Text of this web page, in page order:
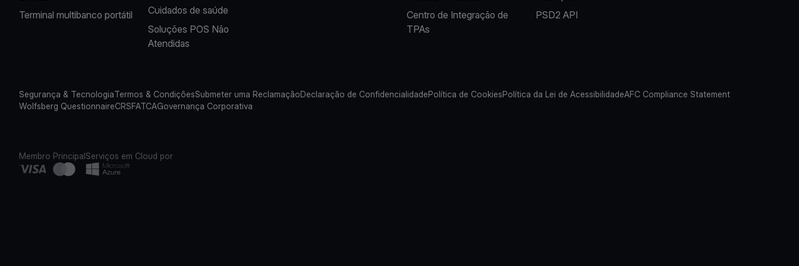
Terminal multibanco portátil
Cuidados de saúde
Soluções POS Não
Atendidas
Centro de Integração de
TPAs
PSD2 API
Segurança & TecnologiaTermos & CondiçõesSubmeter uma ReclamaçãoDeclaração de ConfidencialidadePolítica de CookiesPolítica da Lei de AcessibilidadeAFC Compliance Statement
Wolfsberg QuestionnaireCRSFATCAGovernança Corporativa
Membro PrincipalServiços em Cloud por